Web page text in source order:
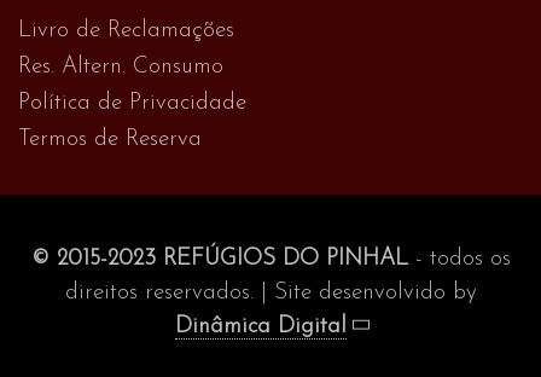
Livro de Reclamações
Res. Altern. Consumo
Política de Privacidade
Termos de Reserva
© 2015-2023 REFÚGIOS DO PINHAL- todos os
direitos reservados. | Site desenvolvido by
Dinâmica Digital